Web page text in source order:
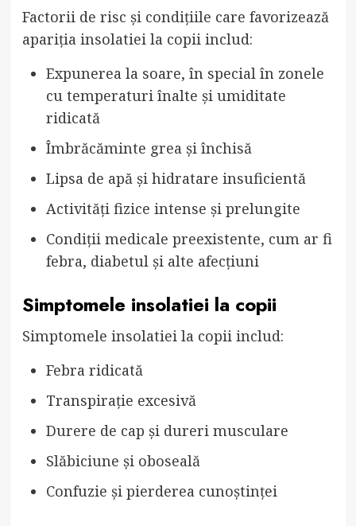
Factorii de risc și condițiile care favorizează
apariția insolatiei la copii includ:
Expunerea la soare, în special în zonele
cu temperaturi înalte și umiditate
ridicată
Îmbrăcăminte grea și închisă
Lipsa de apă și hidratare insuficientă
Activități fizice intense și prelungite
Condiții medicale preexistente, cum ar fi
febra, diabetul și alte afecțiuni
Simptomele insolatiei la copii
Simptomele insolatiei la copii includ:
Febra ridicată
Transpirație excesivă
Durere de cap și dureri musculare
Slăbiciune și oboseală
Confuzie și pierderea cunoștinței